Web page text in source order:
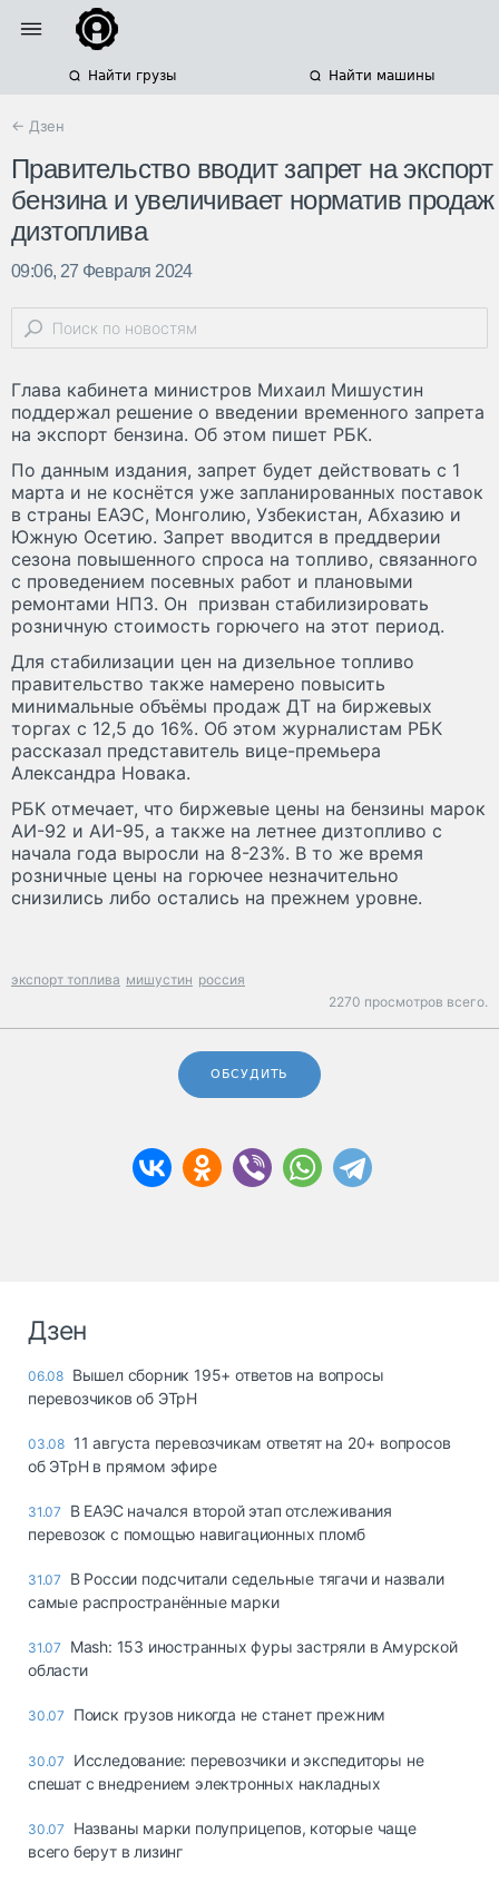
Найти грузы Найти машины
← Дзен
Правительство вводит запрет на экспорт
бензина и увеличивает норматив продаж
дизтоплива
09:06, 27 Февраля 2024
Глава кабинета министров Михаил Мишустин
поддержал решение о введении временного запрета
на экспорт бензина. Об этом пишет РБК.
По данным издания, запрет будет действовать с 1
марта и не коснётся уже запланированных поставок
в страны ЕАЭС, Монголию, Узбекистан, Абхазию и
Южную Осетию. Запрет вводится в преддверии
сезона повышенного спроса на топливо, связанного
с проведением посевных работ и плановыми
ремонтами НПЗ. Он призван стабилизировать
розничную стоимость горючего на этот период.
Для стабилизации цен на дизельное топливо
правительство также намерено повысить
минимальные объёмы продаж ДТ на биржевых
торгах с 12,5 до 16%. Об этом журналистам РБК
рассказал представитель вице-премьера
Александра Новака.
РБК отмечает, что биржевые цены на бензины марок
АИ-92 и АИ-95, а также на летнее дизтопливо с
начала года выросли на 8-23%. В то же время
розничные цены на горючее незначительно
снизились либо остались на прежнем уровне.
экспорт топлива мишустин россия
2270 просмотров всего.
ОБСУДИТЬ
Дзен
06.08 Вышел сборник 195+ ответов на вопросы
перевозчиков об ЭТрН
03.08 11 августа перевозчикам ответят на 20+ вопросов
об ЭТрН в прямом эфире
31.07
В ЕАЭС начался второй этап отслеживания
перевозок с помощью навигационных пломб
31.07
В России подсчитали седельные тягачи и назвали
самые распространённые марки
31.07
Mash: 153 иностранных фуры застряли в Амурской
области
30.07 Поиск грузов никогда не станет прежним
30.07
Исследование: перевозчики и экспедиторы не
спешат с внедрением электронных накладных
30.07
Названы марки полуприцепов, которые чаще
всего берут в лизинг